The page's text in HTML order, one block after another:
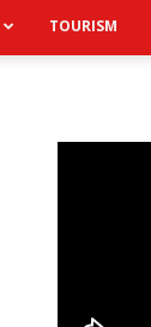
TOURISM